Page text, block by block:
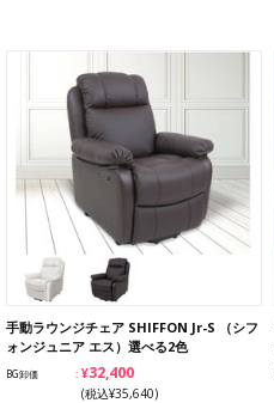
手動ラウンジチェア SHIFFON Jr-S （シフ
ォンジュニア エス）選べる2色
BG卸価 ¥32,400
(税込¥35,640)